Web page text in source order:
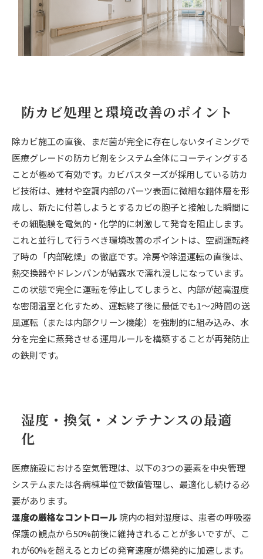
防カビ処理と環境改善のポイント
除カビ施工の直後、まだ菌が完全に存在しないタイミングで
医療グレードの防カビ剤をシステム全体にコーティングする
ことが極めて有効です。カビバスターズが採用している防カ
ビ技術は、建材や空調内部のパーツ表面に微細な錯体層を形
成し、新たに付着しようとするカビの胞子と接触した瞬間に
その細胞膜を電気的・化学的に刺激して発育を阻止します。
これと並行して行うべき環境改善のポイントは、空調運転終
了時の「内部乾燥」の徹底です。冷房や除湿運転の直後は、
熱交換器やドレンパンが結露水で濡れ浸しになっています。
この状態で完全に運転を停止してしまうと、内部が超高湿度
な密閉温室と化すため、運転終了後に最低でも1〜2時間の送
風運転（または内部クリーン機能）を強制的に組み込み、水
分を完全に蒸発させる運用ルールを構築することが再発防止
の鉄則です。
湿度・換気・メンテナンスの最適
化
医療施設における空気管理は、以下の3つの要素を中央管理
システムまたは各病棟単位で数値管理し、最適化し続ける必
要があります。
湿度の厳格なコントロール 院内の相対湿度は、患者の呼吸器
保護の観点から50%前後に維持されることが多いですが、こ
れが60%を超えるとカビの発育速度が爆発的に加速します。